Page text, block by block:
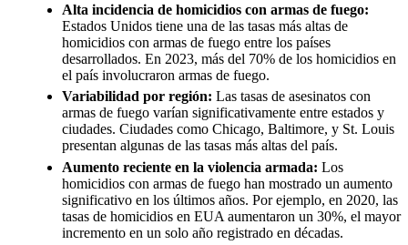
Alta incidencia de homicidios con armas de fuego:
Estados Unidos tiene una de las tasas más altas de
homicidios con armas de fuego entre los países
desarrollados. En 2023, más del 70% de los homicidios en
el país involucraron armas de fuego.
Variabilidad por región: Las tasas de asesinatos con
armas de fuego varían significativamente entre estados y
ciudades. Ciudades como Chicago, Baltimore, y St. Louis
presentan algunas de las tasas más altas del país.
Aumento reciente en la violencia armada: Los
homicidios con armas de fuego han mostrado un aumento
significativo en los últimos años. Por ejemplo, en 2020, las
tasas de homicidios en EUA aumentaron un 30%, el mayor
incremento en un solo año registrado en décadas.